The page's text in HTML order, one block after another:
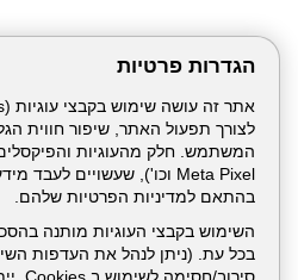
הגדרות פרטיות
לצורך תפעול האתר, שיפור חווית
בהתאם למדיניות הפרטיות שלהם.
השימוש בקבצי העוגיות מותנה
בכל עת. (ניתן לנהל את העדפותניהול